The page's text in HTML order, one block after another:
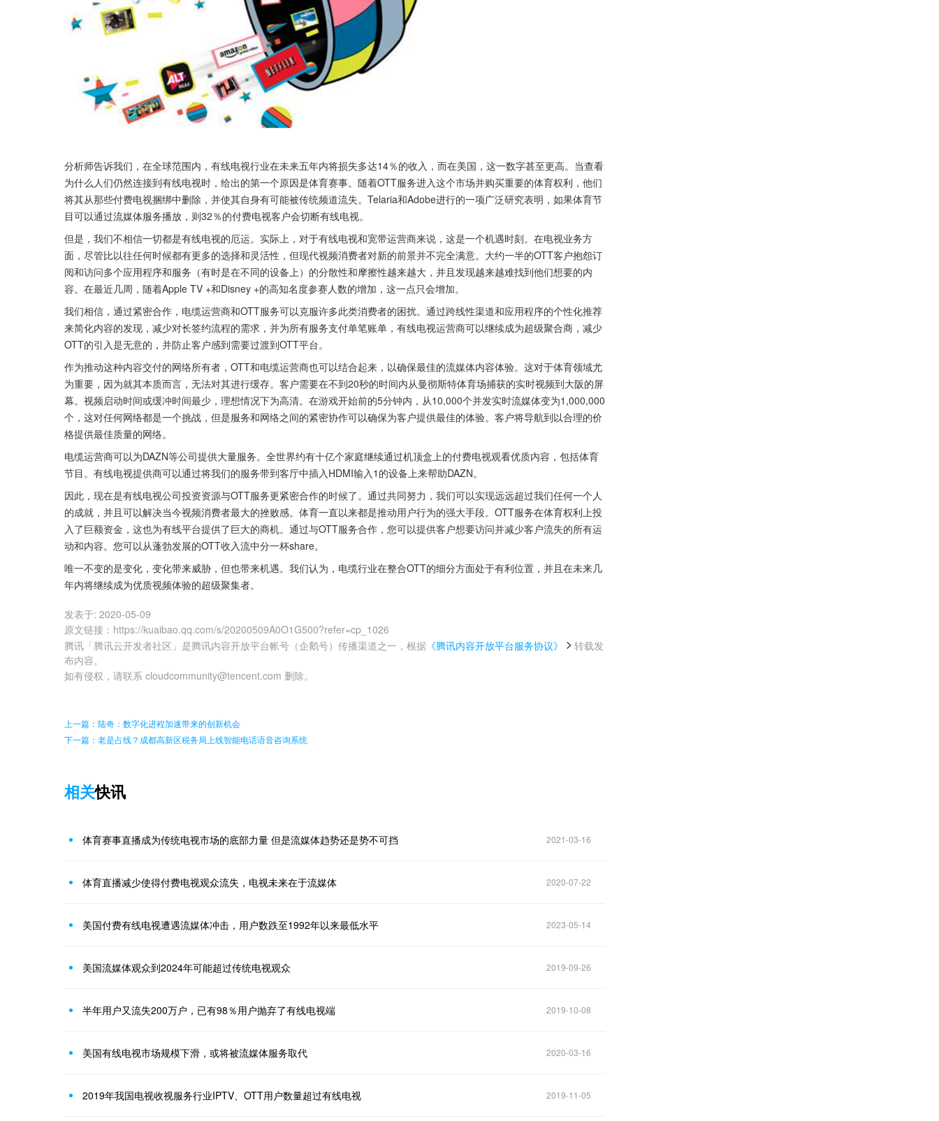
分析师告诉我们，在全球范围内，有线电视行业在未来五年内将损失多达14％的收入，而在美国，这一数字甚至更高。当查看
为什么人们仍然连接到有线电视时，给出的第一个原因是体育赛事。随着OTT服务进入这个市场并购买重要的体育权利，他们
将其从那些付费电视捆绑中删除，并使其自身有可能被传统频道流失。Telaria和Adobe进行的一项广泛研究表明，如果体育节
目可以通过流媒体服务播放，则32％的付费电视客户会切断有线电视。
但是，我们不相信一切都是有线电视的厄运。实际上，对于有线电视和宽带运营商来说，这是一个机遇时刻。在电视业务方
面，尽管比以往任何时候都有更多的选择和灵活性，但现代视频消费者对新的前景并不完全满意。大约一半的OTT客户抱怨订
阅和访问多个应用程序和服务（有时是在不同的设备上）的分散性和摩擦性越来越大，并且发现越来越难找到他们想要的内
容。在最近几周，随着Apple TV +和Disney +的高知名度参赛人数的增加，这一点只会增加。
我们相信，通过紧密合作，电缆运营商和OTT服务可以克服许多此类消费者的困扰。通过跨线性渠道和应用程序的个性化推荐
来简化内容的发现，减少对长签约流程的需求，并为所有服务支付单笔账单，有线电视运营商可以继续成为超级聚合商，减少
OTT的引入是无意的，并防止客户感到需要过渡到OTT平台。
作为推动这种内容交付的网络所有者，OTT和电缆运营商也可以结合起来，以确保最佳的流媒体内容体验。这对于体育领域尤
为重要，因为就其本质而言，无法对其进行缓存。客户需要在不到20秒的时间内从曼彻斯特体育场捕获的实时视频到大阪的屏
幕。视频启动时间或缓冲时间最少，理想情况下为高清。在游戏开始前的5分钟内，从10,000个并发实时流媒体变为1,000,000
个，这对任何网络都是一个挑战，但是服务和网络之间的紧密协作可以确保为客户提供最佳的体验。客户将导航到以合理的价
格提供最佳质量的网络。
电缆运营商可以为DAZN等公司提供大量服务。全世界约有十亿个家庭继续通过机顶盒上的付费电视观看优质内容，包括体育
节目。有线电视提供商可以通过将我们的服务带到客厅中插入HDMI输入1的设备上来帮助DAZN。
因此，现在是有线电视公司投资资源与OTT服务更紧密合作的时候了。通过共同努力，我们可以实现远远超过我们任何一个人
的成就，并且可以解决当今视频消费者最大的挫败感。体育一直以来都是推动用户行为的强大手段。OTT服务在体育权利上投
入了巨额资金，这也为有线平台提供了巨大的商机。通过与OTT服务合作，您可以提供客户想要访问并减少客户流失的所有运
动和内容。您可以从蓬勃发展的OTT收入流中分一杯share。
唯一不变的是变化，变化带来威胁，但也带来机遇。我们认为，电缆行业在整合OTT的细分方面处于有利位置，并且在未来几
年内将继续成为优质视频体验的超级聚集者。
发表于: 2020-05-09
原文链接 ： https://kuaibao.qq.com/s/20200509A0O1G500?refer=cp_1026
腾讯「腾讯云开发者社区」是腾讯内容开放平台帐号（企鹅号）传播渠道之一，根据 《腾讯内容开放平台服务协议》
转载发
布内容。
如有侵权，请联系 cloudcommunity@tencent.com 删除。
上一篇：陆奇：数字化进程加速带来的创新机会
下一篇：老是占线？成都高新区税务局上线智能电话语音咨询系统
相关快讯
体育赛事直播成为传统电视市场的底部力量 但是流媒体趋势还是势不可挡 2021-03-16
体育直播减少使得付费电视观众流失，电视未来在于流媒体 2020-07-22
美国付费有线电视遭遇流媒体冲击，用户数跌至1992年以来最低水平 2023-05-14
美国流媒体观众到2024年可能超过传统电视观众 2019-09-26
半年用户又流失200万户，已有98％用户抛弃了有线电视端 2019-10-08
美国有线电视市场规模下滑，或将被流媒体服务取代 2020-03-16
2019年我国电视收视服务行业IPTV、OTT用户数量超过有线电视 2019-11-05